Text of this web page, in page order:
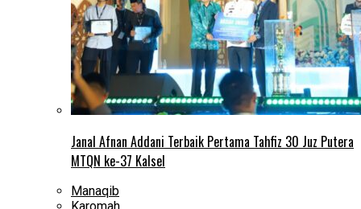
Janal Afnan Addani Terbaik Pertama Tahfiz 30 Juz Putera
MTQN ke-37 Kalsel
Manaqib